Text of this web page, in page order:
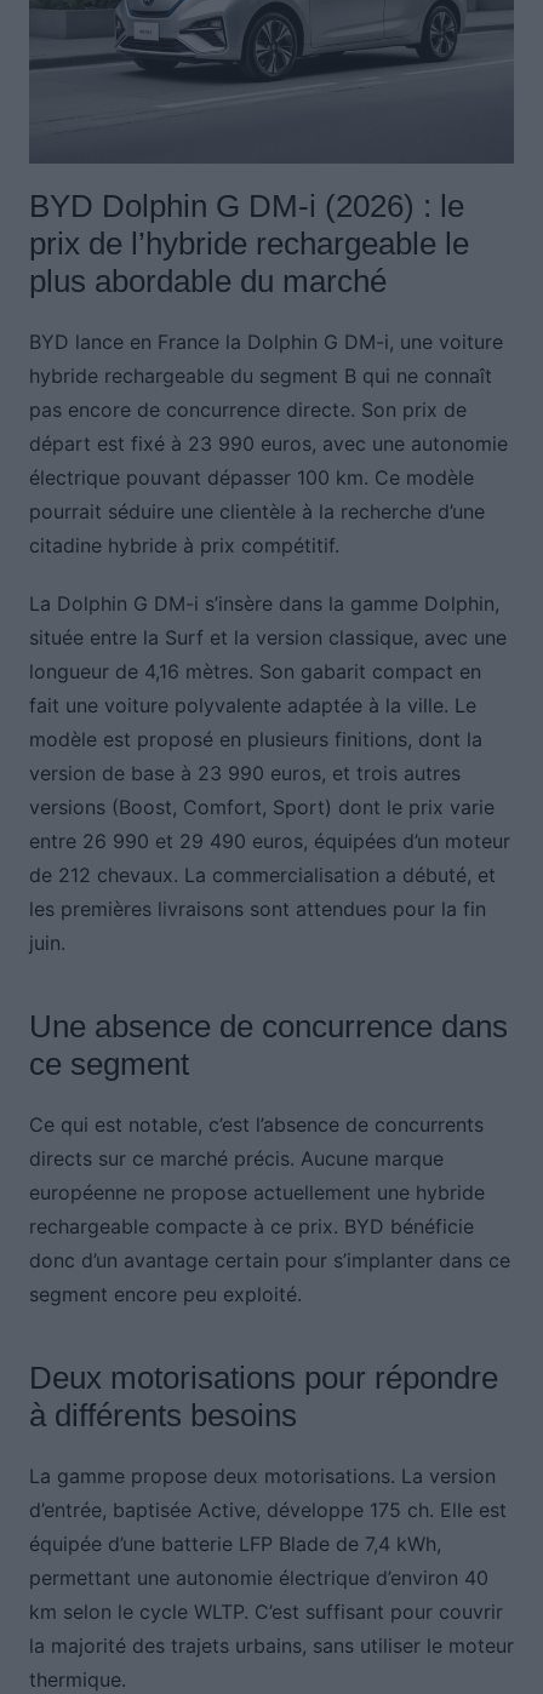
BYD Dolphin G DM-i (2026) : le
prix de l’hybride rechargeable le
plus abordable du marché
BYD lance en France la Dolphin G DM-i, une voiture
hybride rechargeable du segment B qui ne connaît
pas encore de concurrence directe. Son prix de
départ est fixé à 23 990 euros, avec une autonomie
électrique pouvant dépasser 100 km. Ce modèle
pourrait séduire une clientèle à la recherche d’une
citadine hybride à prix compétitif.
La Dolphin G DM-i s’insère dans la gamme Dolphin,
située entre la Surf et la version classique, avec une
longueur de 4,16 mètres. Son gabarit compact en
fait une voiture polyvalente adaptée à la ville. Le
modèle est proposé en plusieurs finitions, dont la
version de base à 23 990 euros, et trois autres
versions (Boost, Comfort, Sport) dont le prix varie
entre 26 990 et 29 490 euros, équipées d’un moteur
de 212 chevaux. La commercialisation a débuté, et
les premières livraisons sont attendues pour la fin
juin.
Une absence de concurrence dans
ce segment
Ce qui est notable, c’est l’absence de concurrents
directs sur ce marché précis. Aucune marque
européenne ne propose actuellement une hybride
rechargeable compacte à ce prix. BYD bénéficie
donc d’un avantage certain pour s’implanter dans ce
segment encore peu exploité.
Deux motorisations pour répondre
à différents besoins
La gamme propose deux motorisations. La version
d’entrée, baptisée Active, développe 175 ch. Elle est
équipée d’une batterie LFP Blade de 7,4 kWh,
permettant une autonomie électrique d’environ 40
km selon le cycle WLTP. C’est suffisant pour couvrir
la majorité des trajets urbains, sans utiliser le moteur
thermique.